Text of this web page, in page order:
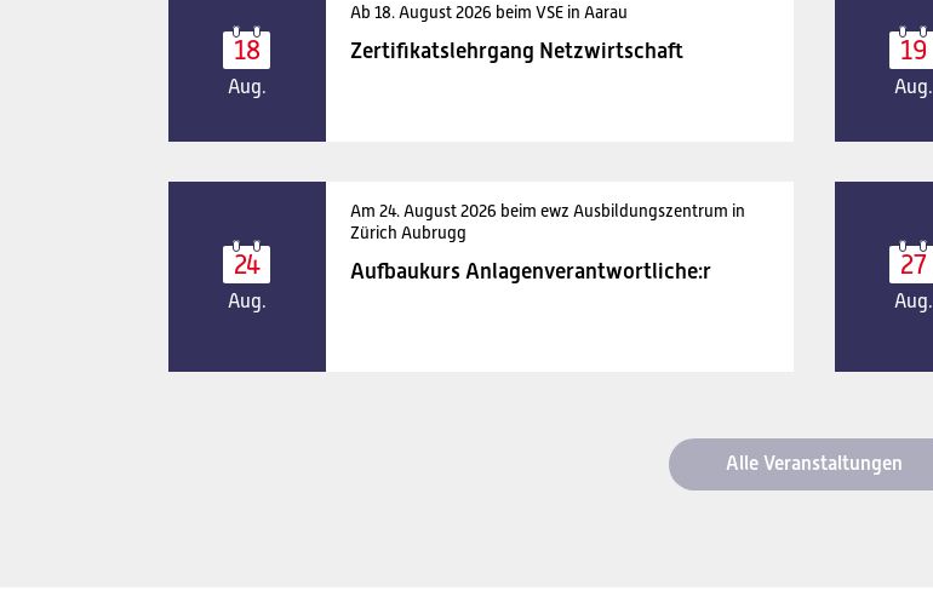
18
Aug.
Ab 18. August 2026 beim VSE in Aarau
Zertifikatslehrgang Netzwirtschaft 19
Aug.
24
Aug.
Am 24. August 2026 beim ewz Ausbildungszentrum in
Zürich Aubrugg
Aufbaukurs Anlagenverantwortliche:r 27
Aug.
Alle Veranstaltungen